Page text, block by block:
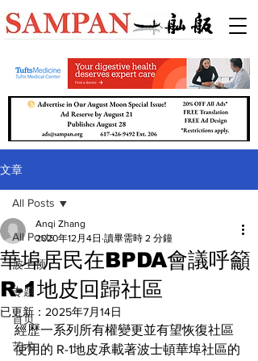
文章
All Posts
波士顿
专题
首页
艺术
All Posts
華埠居民在BPDA會議呼籲
R-1地皮回歸社區
Anqi Zhang
2020年12月4日 讀畢需時 2 分鐘
已更新： 2025年7月14日
經歷一系列所有權變更並有望恢復社區
使用的 R-1地皮承載著波士頓華埠社區的